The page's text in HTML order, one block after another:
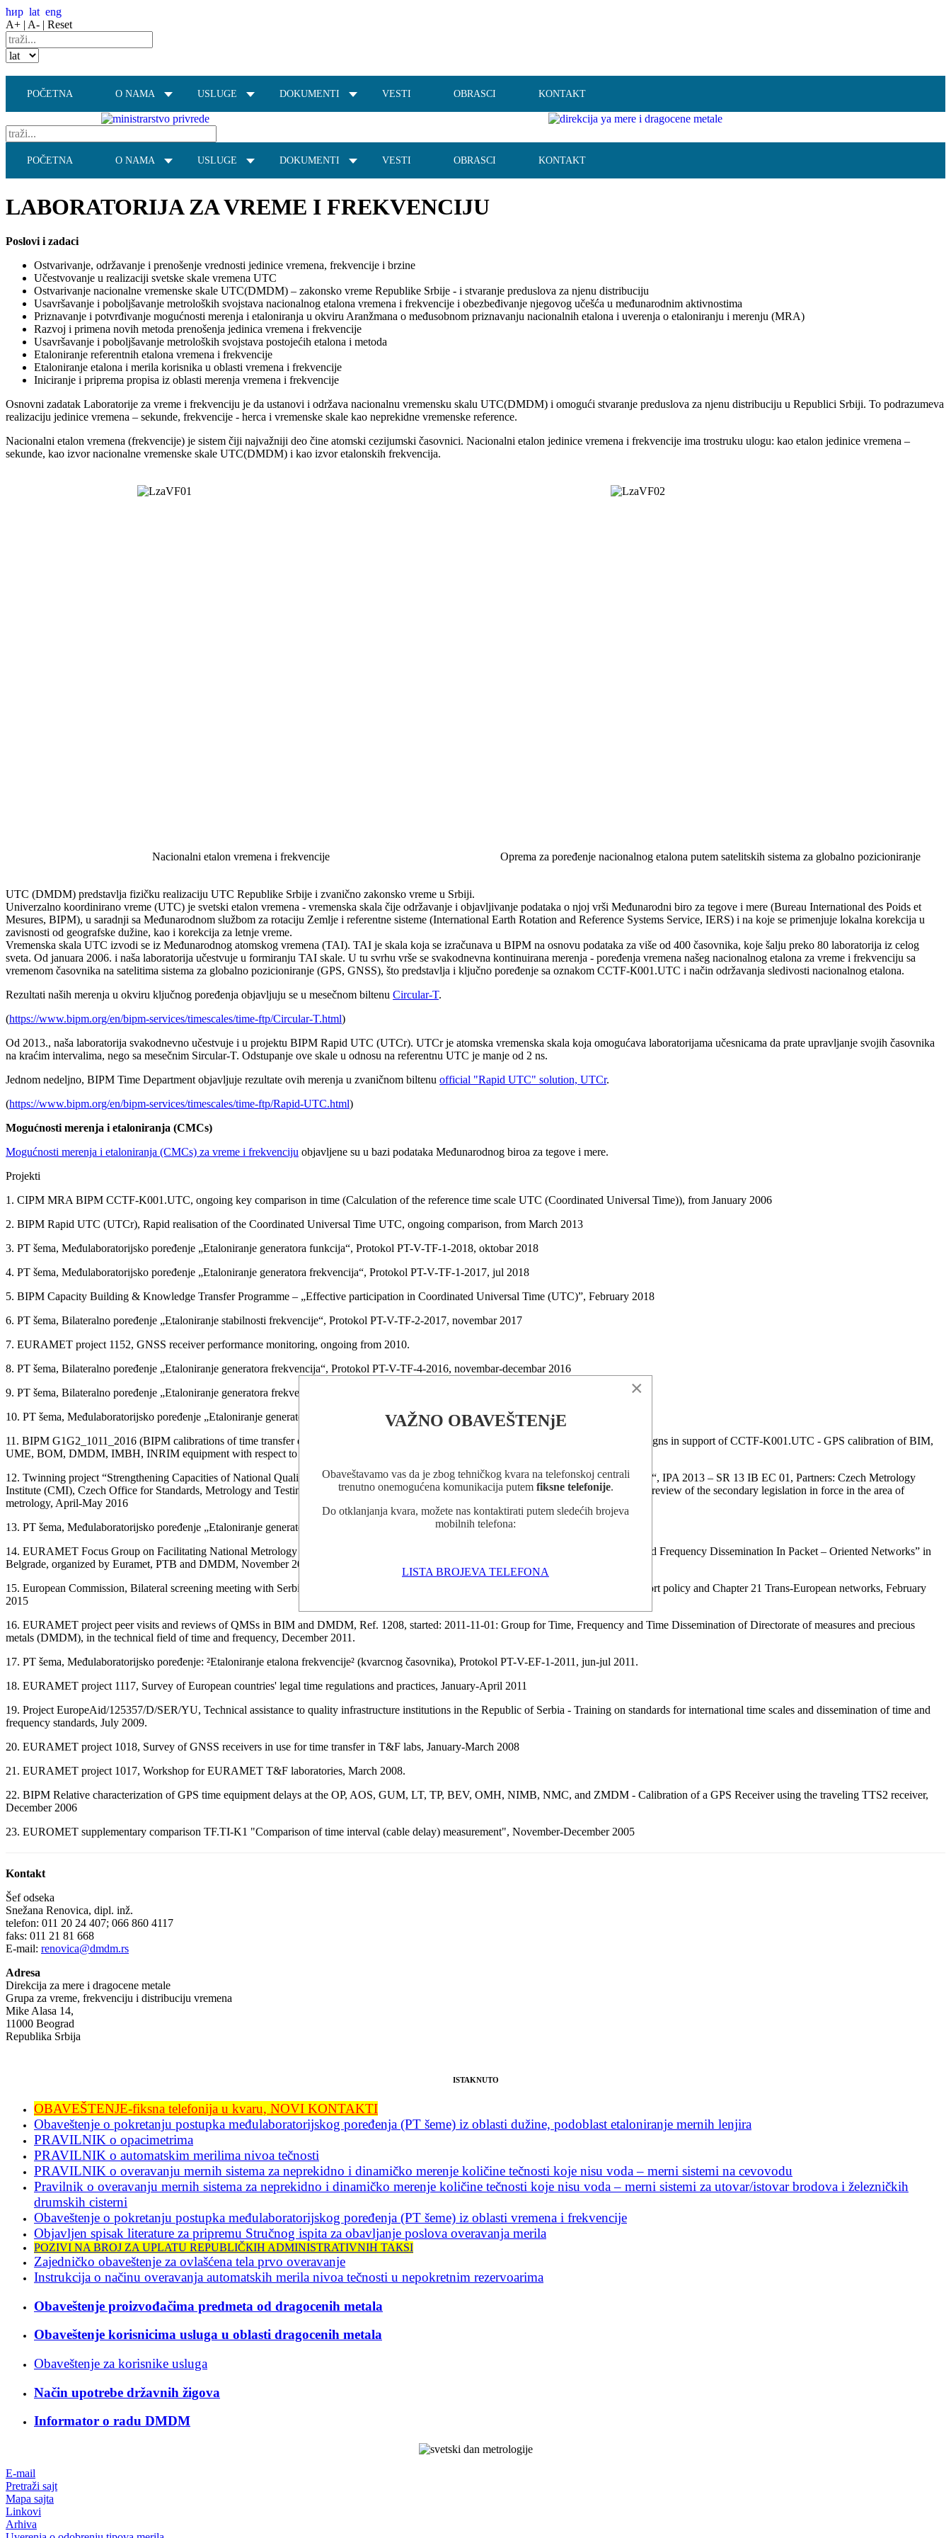
ћир lat eng
A+ | A- | Reset
POČETNA O NAMA USLUGE DOKUMENTI VESTI OBRASCI KONTAKT
POČETNA O NAMA USLUGE DOKUMENTI VESTI OBRASCI KONTAKT
LABORATORIJA ZA VREME I FREKVENCIJU
Poslovi i zadaci
Ostvarivanje, održavanje i prenošenje vrednosti jedinice vremena, frekvencije i brzine
Učestvovanje u realizaciji svetske skale vremena UTC
Ostvarivanje nacionalne vremenske skale UTC(DMDM) – zakonsko vreme Republike Srbije - i stvaranje preduslova za njenu distribuciju
Usavršavanje i poboljšavanje metroloških svojstava nacionalnog etalona vremena i frekvencije i obezbeđivanje njegovog učešća u međunarodnim aktivnostima
Priznavanje i potvrđivanje mogućnosti merenja i etaloniranja u okviru Aranžmana o međusobnom priznavanju nacionalnih etalona i uverenja o etaloniranju i merenju (MRA)
Razvoj i primena novih metoda prenošenja jedinica vremena i frekvencije
Usavršavanje i poboljšavanje metroloških svojstava postojećih etalona i metoda
Etaloniranje referentnih etalona vremena i frekvencije
Etaloniranje etalona i merila korisnika u oblasti vremena i frekvencije
Iniciranje i priprema propisa iz oblasti merenja vremena i frekvencije
Osnovni zadatak Laboratorije za vreme i frekvenciju je da ustanovi i održava nacionalnu vremensku skalu UTC(DMDM) i omogući stvaranje preduslova za njenu distribuciju u Republici Srbiji. To podrazumeva
realizaciju jedinice vremena – sekunde, frekvencije - herca i vremenske skale kao neprekidne vremenske reference.
Nacionalni etalon vremena (frekvencije) je sistem čiji najvažniji deo čine atomski cezijumski časovnici. Nacionalni etalon jedinice vremena i frekvencije ima trostruku ulogu: kao etalon jedinice vremena –
sekunde, kao izvor nacionalne vremenske skale UTC(DMDM) i kao izvor etalonskih frekvencija.
Nacionalni etalon vremena i frekvencije Oprema za poređenje nacionalnog etalona putem satelitskih sistema za globalno pozicioniranje
UTC (DMDM) predstavlja fizičku realizaciju UTC Republike Srbije i zvanično zakonsko vreme u Srbiji.
Univerzalno koordinirano vreme (UTC) je svetski etalon vremena - vremenska skala čije održavanje i objavljivanje podataka o njoj vrši Međunarodni biro za tegove i mere (Bureau International des Poids et
Mesures, BIPM), u saradnji sa Međunarodnom službom za rotaciju Zemlje i referentne sisteme (International Earth Rotation and Reference Systems Service, IERS) i na koje se primenjuje lokalna korekcija u
zavisnosti od geografske dužine, kao i korekcija za letnje vreme.
Vremenska skala UTC izvodi se iz Međunarodnog atomskog vremena (TAI). TAI je skala koja se izračunava u BIPM na osnovu podataka za više od 400 časovnika, koje šalju preko 80 laboratorija iz celog
sveta. Od januara 2006. i naša laboratorija učestvuje u formiranju TAI skale. U tu svrhu vrše se svakodnevna kontinuirana merenja - poređenja vremena našeg nacionalnog etalona za vreme i frekvenciju sa
vremenom časovnika na satelitima sistema za globalno pozicioniranje (GPS, GNSS), što predstavlja i ključno poređenje sa oznakom CCTF-К001.UTC i način održavanja sledivosti nacionalnog etalona.
Rezultati naših merenja u okviru ključnog poređenja objavljuju se u mesečnom biltenu Circular-T.
(https://www.bipm.org/en/bipm-services/timescales/time-ftp/Circular-T.html)
Od 2013., naša laboratorija svakodnevno učestvuje i u projektu BIPM Rapid UTC (UTCr). UTCr je atomska vremenska skala koja omogućava laboratorijama učesnicama da prate upravljanje svojih časovnika
na kraćim intervalima, nego sa mesečnim Sircular-T. Odstupanje ove skale u odnosu na referentnu UTC je manje od 2 ns.
Jednom nedeljno, BIPM Time Department objavljuje rezultate ovih merenja u zvaničnom biltenu official "Rapid UTC" solution, UTCr.
(https://www.bipm.org/en/bipm-services/timescales/time-ftp/Rapid-UTC.html)
Mogućnosti merenja i etaloniranja (CMCs)
Mogućnosti merenja i etaloniranja (CMCs) za vreme i frekvenciju objavljene su u bazi podataka Međunarodnog biroa za tegove i mere.
Projekti
1. CIPM MRA BIPM CCTF-K001.UTC, ongoing key comparison in time (Calculation of the reference time scale UTC (Coordinated Universal Time)), from January 2006
2. BIPM Rapid UTC (UTCr), Rapid realisation of the Coordinated Universal Time UTC, ongoing comparison, from March 2013
3. PT šema, Međulaboratorijsko poređenje „Etaloniranje generatora funkcija“, Protokol PT-V-TF-1-2018, oktobar 2018
4. PT šema, Međulaboratorijsko poređenje „Etaloniranje generatora frekvencija“, Protokol PT-V-TF-1-2017, jul 2018
5. BIPM Capacity Building & Knowledge Transfer Programme – „Effective participation in Coordinated Universal Time (UTC)”, February 2018
6. PT šema, Bilateralno poređenje „Etaloniranje stabilnosti frekvencije“, Protokol PT-V-TF-2-2017, novembar 2017
7. EURAMET project 1152, GNSS receiver performance monitoring, ongoing from 2010.
8. PT šema, Bilateralno poređenje „Etaloniranje generatora frekvencija“, Protokol PT-V-TF-4-2016, novembar-decembar 2016
9. PT šema, Bilateralno poređenje „Etaloniranje generatora frekvencija“, Protokol PT-V-TF-3-2016, novembar 2016
10. PT šema, Međulaboratorijsko poređenje „Etaloniranje generatora frekvencija“, Protokol PT-V-TF-2-2016, oktobar-novembar 2016
11. BIPM G1G2_1011_2016 (BIPM calibrations of time transfer equipment)/ EURAMET project 1156, European GNSS link calibration campaigns in support of CCTF-K001.UTC - GPS calibration of BIM,
UME, BOM, DMDM, IMBH, INRIM equipment with respect to ROA G1 (1011-2016), May 2016.
12. Twinning project “Strengthening Capacities of National Quality Infrastructure and Conformity Assessment Services in the Republic of Serbia“, IPA 2013 – SR 13 IB EC 01, Partners: Czech Metrology
Institute (CMI), Czech Office for Standards, Metrology and Testing (UNMZ), Czech Institute for Accreditation (CAI), Activity 1.1.2: Support in review of the secondary legislation in force in the area of
metrology, April-May 2016
13. PT šema, Međulaboratorijsko poređenje „Etaloniranje generatora frekvencija“, Protokol PT-V-TF-1-2016, januar-februar 2016
14. EURAMET Focus Group on Facilitating National Metrology Infrastructure Development (EURAMET FG-FNMID) - „Training on Time and Frequency Dissemination In Packet – Oriented Networks” in
Belgrade, organized by Euramet, PTB and DMDM, November 2015
15. European Commission, Bilateral screening meeting with Serbia, Examination of the Preparedness of Serbia in the field of Chapter 14 Transport policy and Chapter 21 Trans-European networks, February
2015
16. EURAMET project peer visits and reviews of QMSs in BIM and DMDM, Ref. 1208, started: 2011-11-01: Group for Time, Frequency and Time Dissemination of Directorate of measures and precious
metals (DMDM), in the technical field of time and frequency, December 2011.
17. PT šema, Međulaboratorijsko poređenje: ²Etaloniranje etalona frekvencije² (kvarcnog časovnika), Protokol PT-V-EF-1-2011, jun-jul 2011.
18. EURAMET project 1117, Survey of European countries' legal time regulations and practices, January-April 2011
19. Project EuropeAid/125357/D/SER/YU, Technical assistance to quality infrastructure institutions in the Republic of Serbia - Training on standards for international time scales and dissemination of time and
frequency standards, July 2009.
20. EURAMET project 1018, Survey of GNSS receivers in use for time transfer in T&F labs, January-March 2008
21. EURAMET project 1017, Workshop for EURAMET T&F laboratories, March 2008.
22. BIPM Relative characterization of GPS time equipment delays at the OP, AOS, GUM, LT, TP, BEV, OMH, NIMB, NMC, and ZMDM - Calibration of a GPS Receiver using the traveling TTS2 receiver,
December 2006
23. EUROMET supplementary comparison TF.TI-K1 "Comparison of time interval (cable delay) measurement", November-December 2005
Kontakt
Šef odseka
Snežana Renovica, dipl. inž.
telefon: 011 20 24 407; 066 860 4117
faks: 011 21 81 668
E-mail: renovica@dmdm.rs
Adresa
Direkcija za mere i dragocene metale
Grupa za vreme, frekvenciju i distribuciju vremena
Mike Alasa 14,
11000 Beograd
Republika Srbija
ISTAKNUTO
OBAVEŠTENJE-fiksna telefonija u kvaru, NOVI KONTAKTI
Obaveštenje o pokretanju postupka međulaboratorijskog poređenja (PT šeme) iz oblasti dužine, podoblast etaloniranje mernih lenjira
PRAVILNIK o opacimetrima
PRAVILNIK o automatskim merilima nivoa tečnosti
PRAVILNIK o overavanju mernih sistema za neprekidno i dinamičko merenje količine tečnosti koje nisu voda – merni sistemi na cevovodu
Pravilnik o overavanju mernih sistema za neprekidno i dinamičko merenje količine tečnosti koje nisu voda – merni sistemi za utovar/istovar brodova i železničkih
drumskih cisterni
Obaveštenje o pokretanju postupka međulaboratorijskog poređenja (PT šeme) iz oblasti vremena i frekvencije
Objavljen spisak literature za pripremu Stručnog ispita za obavljanje poslova overavanja merila
POZIVI NA BROJ ZA UPLATU REPUBLIČКIH ADMINISTRATIVNIH TAКSI
Zajedničko obaveštenje za ovlašćena tela prvo overavanje
Instrukcija o načinu overavanja automatskih merila nivoa tečnosti u nepokretnim rezervoarima
Obaveštenje proizvođačima predmeta od dragocenih metala
Obaveštenje korisnicima usluga u oblasti dragocenih metala
Obaveštenje za korisnike usluga
Način upotrebe državnih žigova
Informator o radu DMDM
E-mail
Pretraži sajt
Mapa sajta
Linkovi
Arhiva
×
VAŽNO OBAVEŠTENjE
Obaveštavamo vas da je zbog tehničkog kvara na telefonskoj centrali
trenutno onemogućena komunikacija putem fiksne telefonije.
Do otklanjanja kvara, možete nas kontaktirati putem sledećih brojeva
mobilnih telefona:
LISTA BROJEVA TELEFONA